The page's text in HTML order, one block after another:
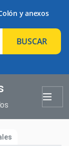
y anexos
BUSCAR